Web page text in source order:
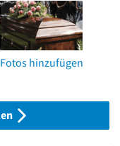
Fotos hinzufügen